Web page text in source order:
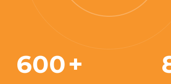
600